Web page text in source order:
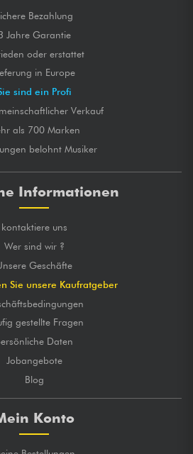
Bezahlung
Jahre Garantie
oder erstattet
in Europe
sind ein Profi
Verkauf
als 700 Marken
belohnt Musiker
Informationen
kontaktiere uns
Wer sind wir ?
Geschäfte
Sie unsere Kaufratgeber
gestellte Fragen
Daten
Jobangebote
Blog
Konto